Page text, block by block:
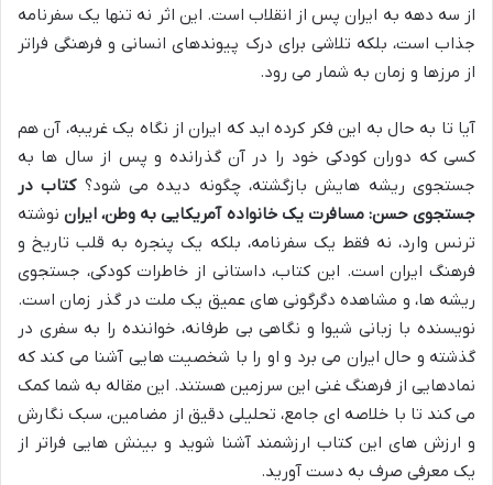
از سه دهه به ایران پس از انقلاب است. این اثر نه تنها یک سفرنامه
جذاب است، بلکه تلاشی برای درک پیوندهای انسانی و فرهنگی فراتر
از مرزها و زمان به شمار می رود.
آیا تا به حال به این فکر کرده اید که ایران از نگاه یک غریبه، آن هم
کسی که دوران کودکی خود را در آن گذرانده و پس از سال ها به
جستجوی ریشه هایش بازگشته، چگونه دیده می شود؟کتاب در
جستجوی حسن: مسافرت یک خانواده آمریکایی به وطن، ایراننوشته
ترنس وارد، نه فقط یک سفرنامه، بلکه یک پنجره به قلب تاریخ و
فرهنگ ایران است. این کتاب، داستانی از خاطرات کودکی، جستجوی
ریشه ها، و مشاهده دگرگونی های عمیق یک ملت در گذر زمان است.
نویسنده با زبانی شیوا و نگاهی بی طرفانه، خواننده را به سفری در
گذشته و حال ایران می برد و او را با شخصیت هایی آشنا می کند که
نمادهایی از فرهنگ غنی این سرزمین هستند. این مقاله به شما کمک
می کند تا با خلاصه ای جامع، تحلیلی دقیق از مضامین، سبک نگارش
و ارزش های این کتاب ارزشمند آشنا شوید و بینش هایی فراتر از
یک معرفی صرف به دست آورید.